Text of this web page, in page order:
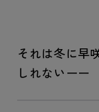
それは冬に早
しれないーー